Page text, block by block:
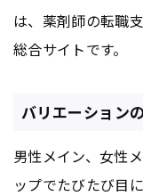
は、薬剤師の転職
総合サイトです。
バリエーション
男性メイン、女性
ップでたびたび目